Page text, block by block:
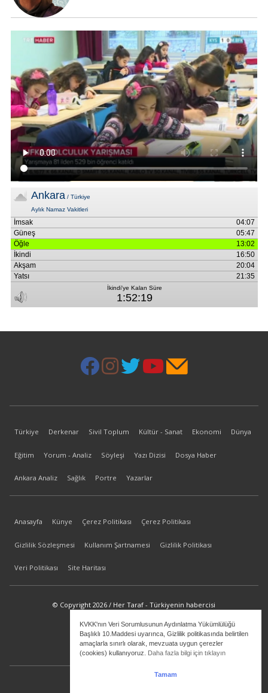
KVKK'nın Veri Sorumlusunun Aydınlatma Yükümlülüğü
Başlıklı 10.Maddesi uyarınca, Gizlilik politikasında belirtilen
amaçlarla sınırlı olarak, mevzuata uygun çerezler
(cookies) kullanıyoruz. Daha fazla bilgi için tıklayın
Tamam
Türkiye Derkenar Sivil Toplum Kültür - Sanat Ekonomi Dünya
Eğitim Yorum - Analiz Söyleşi Yazı Dizisi Dosya Haber
Ankara Analiz Sağlık Portre Yazarlar
Anasayfa Künye Çerez Politikası Çerez Politikası
Gizlilik Sözleşmesi Kullanım Şartnamesi Gizlilik Politikası
Veri Politikası Site Haritası
© Copyright 2026 / Her Taraf - Türkiyenin habercisi
bilgi@hertaraf.com